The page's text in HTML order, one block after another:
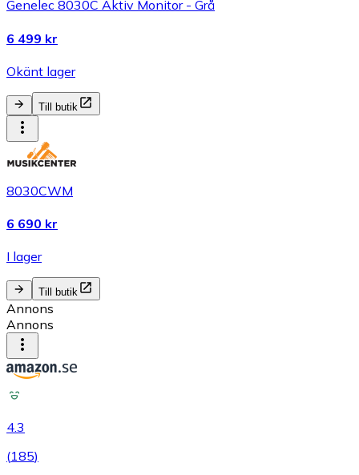
Genelec 8030C Aktiv Monitor - Grå
6 499 kr
Okänt lager
Till butik
8030CWM
6 690 kr
I lager
Till butik
Annons
Annons
4.3
(185)